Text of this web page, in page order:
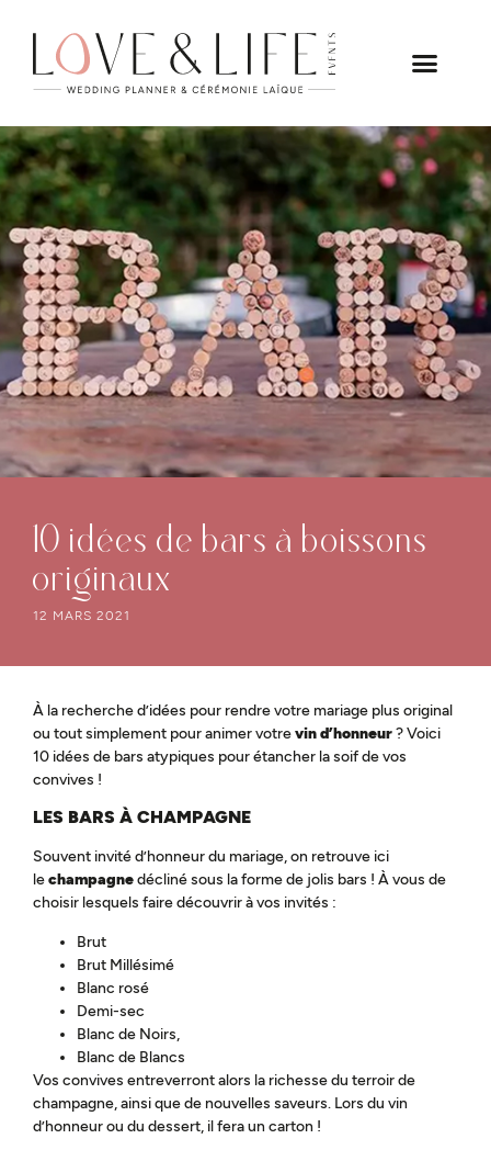
10 idées de bars à boissons
originaux
12 MARS 2021
À la recherche d’idées pour rendre votre mariage plus original
ou tout simplement pour animer votrevin d’honneur? Voici
10 idées de bars atypiques pour étancher la soif de vos
convives !
LES BARS À CHAMPAGNE
Souvent invité d’honneur du mariage, on retrouve ici
lechampagnedécliné sous la forme de jolis bars ! À vous de
choisir lesquels faire découvrir à vos invités :
Brut
Brut Millésimé
Blanc rosé
Demi-sec
Blanc de Noirs,
Blanc de Blancs
Vos convives entreverront alors la richesse du terroir de
champagne, ainsi que de nouvelles saveurs. Lors du vin
d’honneur ou du dessert, il fera un carton !